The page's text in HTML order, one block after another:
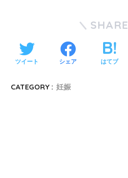
SHARE
ツイート シェア はてブ
CATEGORY : 妊娠